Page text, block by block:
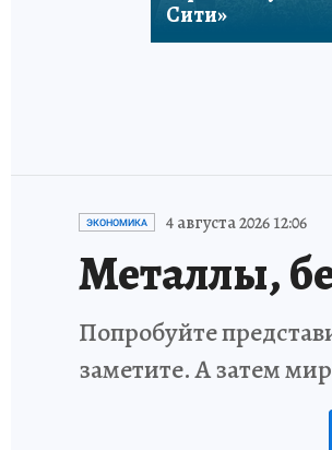
Сити»
ЭКОНОМИКА 4 августа 2026 12:06
Металлы,
Попробуйте
заметите. А затем